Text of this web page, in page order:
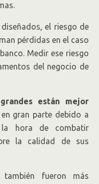
el riesgo de
pérdidas en el caso
Medir ese riesgo
del negocio de
están mejor
gran parte debido a
hora de combatir
la calidad de sus
también fueron más